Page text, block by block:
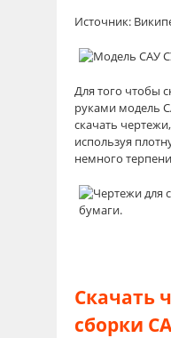
Источник:
Для того чтобы
руками модель
скачать
используя
немного
Скачать
сборки